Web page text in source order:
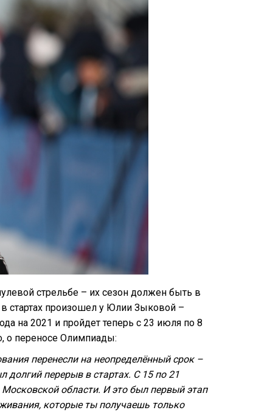
стрельбе – их сезон должен быть в
стартах произошел у Юлии Зыковой –
на 2021 и пройдет теперь с 23 июля по 8
о переносе Олимпиады:
перенесли на неопределённый срок –
перерыв в стартах. С 15 по 21
области. И это был первый этап
которые ты получаешь только